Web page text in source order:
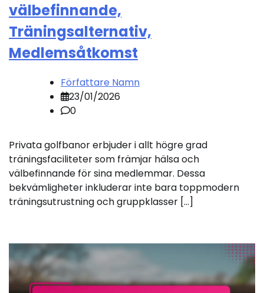
välbefinnande,
Träningsalternativ,
Medlemsåtkomst
Författare Namn
23/01/2026
0
Privata golfbanor erbjuder i allt högre grad
träningsfaciliteter som främjar hälsa och
välbefinnande för sina medlemmar. Dessa
bekvämligheter inkluderar inte bara toppmodern
träningsutrustning och gruppklasser […]